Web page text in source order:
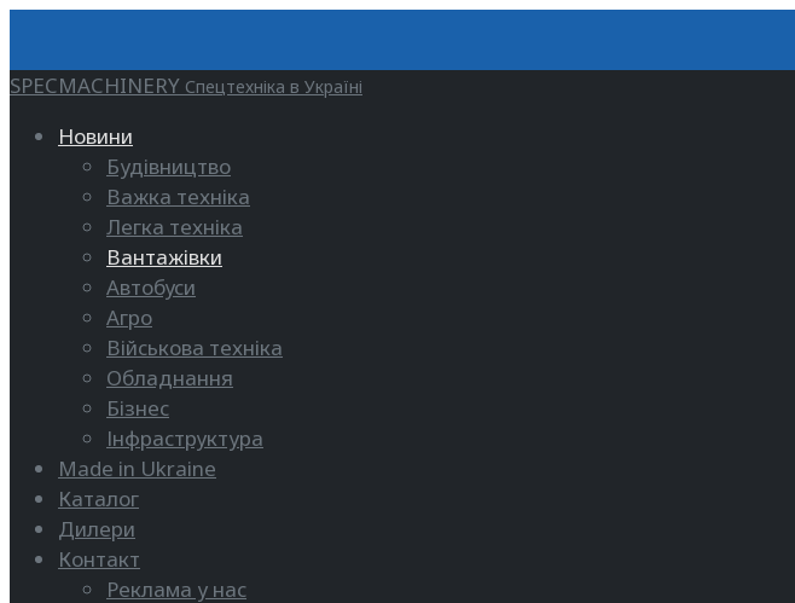
SPECMACHINERY Спецтехніка в Україні
Новини
Будівництво
Важка техніка
Легка техніка
Вантажівки
Автобуси
Агро
Військова техніка
Обладнання
Бізнес
Інфраструктура
Made in Ukraine
Каталог
Дилери
Контакт
Реклама у нас